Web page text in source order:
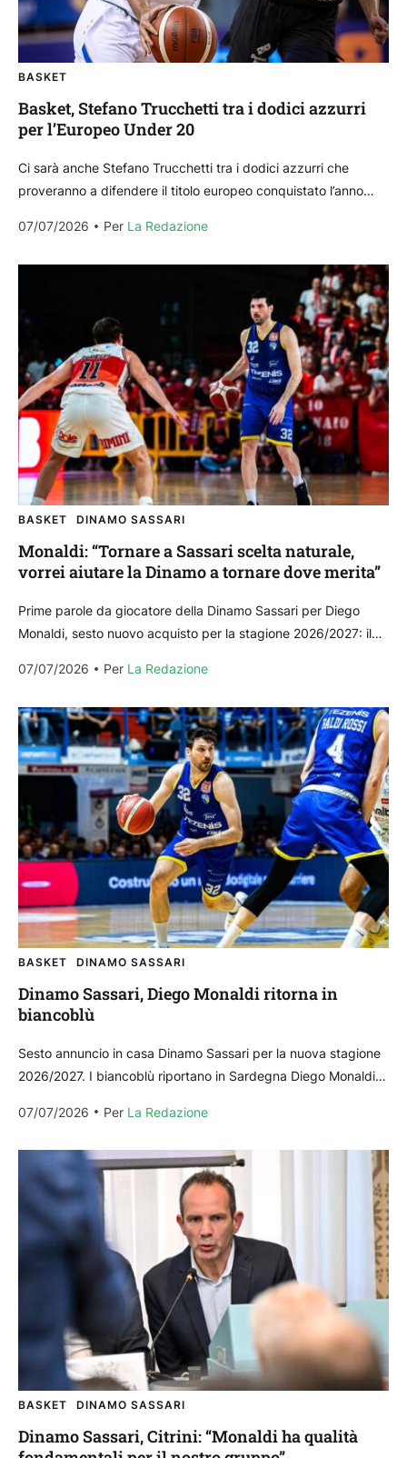
BASKET
Basket, Stefano Trucchetti tra i dodici azzurri
per l’Europeo Under 20
Ci sarà anche Stefano Trucchetti tra i dodici azzurri che
proveranno a difendere il titolo europeo conquistato l’anno
07/07/2026
Per La Redazione
BASKET DINAMO SASSARI
Monaldi: “Tornare a Sassari scelta naturale,
vorrei aiutare la Dinamo a tornare dove merita”
Prime parole da giocatore della Dinamo Sassari per Diego
Monaldi, sesto nuovo acquisto per la stagione 2026/2027: il
07/07/2026
Per La Redazione
BASKET DINAMO SASSARI
Dinamo Sassari, Diego Monaldi ritorna in
biancoblù
Sesto annuncio in casa Dinamo Sassari per la nuova stagione
2026/2027. I biancoblù riportano in Sardegna Diego Monaldi,
07/07/2026
Per La Redazione
BASKET DINAMO SASSARI
Dinamo Sassari, Citrini: “Monaldi ha qualità